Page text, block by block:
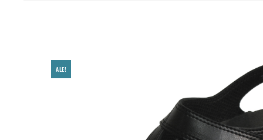
ALE!